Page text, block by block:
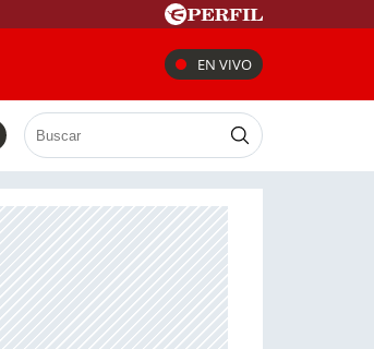
EN VIVO